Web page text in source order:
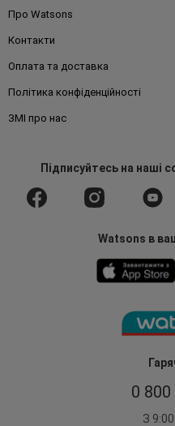
0
З
Про Watsons
Контакти
Оплата та доставка
Політика конфіденційності
ЗМІ про нас
Підписуйтесьна наші
Watsons в